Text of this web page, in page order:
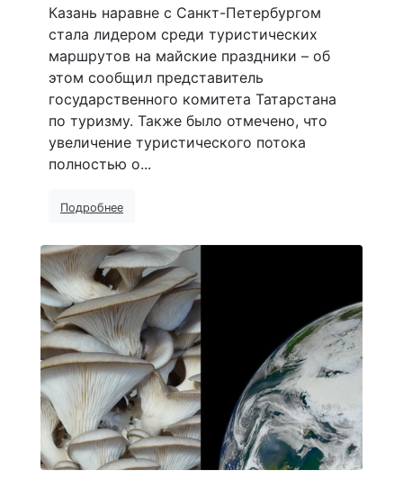
Казань наравне с Санкт-Петербургом
стала лидером среди туристических
маршрутов на майские праздники – об
этом сообщил представитель
государственного комитета Татарстана
по туризму. Также было отмечено, что
увеличение туристического потока
полностью о...
Подробнее